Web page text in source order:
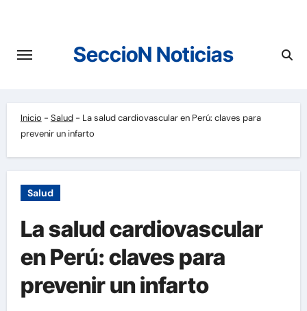
contenido
SeccioN Noticias
Inicio - Salud- La salud cardiovascular en Perú: claves para
prevenir un infarto
Salud
La salud cardiovascular
en Perú: claves para
prevenir un infarto